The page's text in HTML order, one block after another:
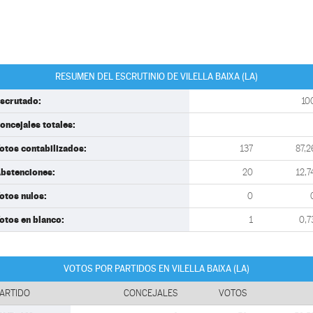
RESUMEN DEL ESCRUTINIO DE VILELLA BAIXA (LA)
totales:
contabilizados: 137
20
nulos: 0
en blanco: 1
VOTOS POR PARTIDOS EN VILELLA BAIXA (LA)
CONCEJALES VOTOS